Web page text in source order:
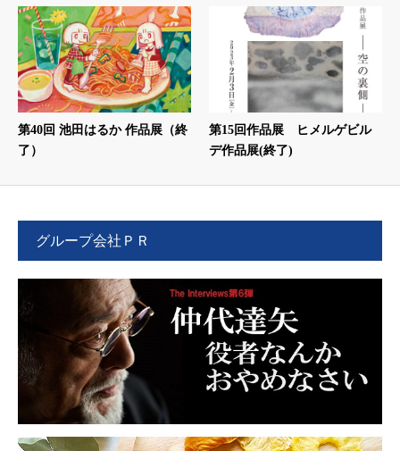
第40回 池田はるか 作品展（終
了）
第15回作品展 ヒメルゲビル
デ作品展(終了)
グループ会社ＰＲ